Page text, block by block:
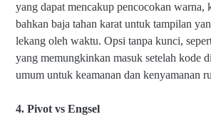
yang dapat mencakup pencocokan warna,
bahkan baja tahan karat untuk tampilan
lekang oleh waktu. Opsi tanpa kunci,
yang memungkinkan masuk setelah kode
umum untuk keamanan dan kenyamanan
4. Pivot vs Engsel